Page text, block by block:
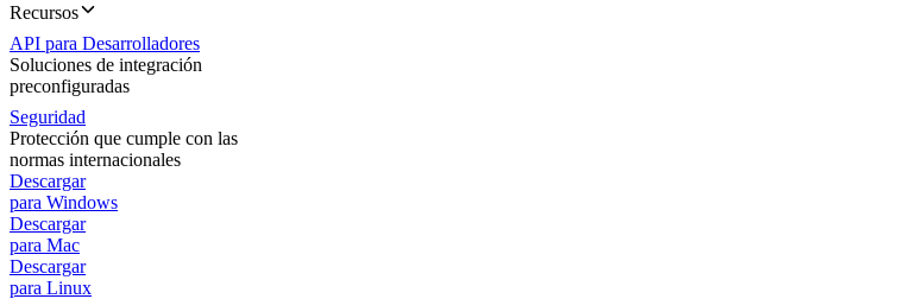
Recursos
API para Desarrolladores
Soluciones de integración
preconfiguradas
Seguridad
Protección que cumple con las
normas internacionales
Descargar
para Windows
Descargar
para Mac
Descargar
para Linux